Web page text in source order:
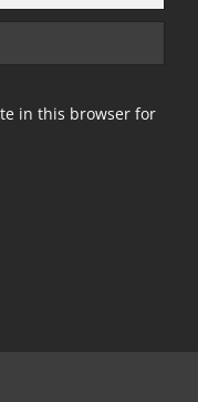
in this browser for